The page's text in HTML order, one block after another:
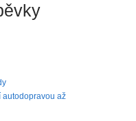
autodopravou až